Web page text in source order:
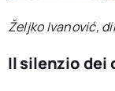
Željko Ivanović,
Il silenzio